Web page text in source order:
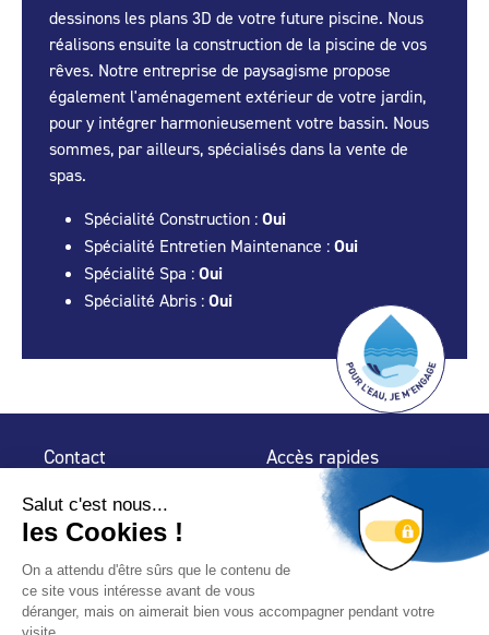
dessinons les plans 3D de votre future piscine. Nous
réalisons ensuite la construction de la piscine de vos
rêves. Notre entreprise de paysagisme propose
également l'aménagement extérieur de votre jardin,
pour y intégrer harmonieusement votre bassin. Nous
sommes, par ailleurs, spécialisés dans la vente de
spas.
Spécialité Construction : Oui
Spécialité Entretien Maintenance : Oui
Spécialité Spa : Oui
Spécialité Abris : Oui
Contact
32 rue de Mogador
75 009 Paris
Accès rapides
Espace Presse
Trouver un
professionnel